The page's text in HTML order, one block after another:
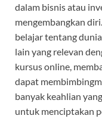
dalam bisnis atau
mengembangkan
belajar tentang
lain yang relevan
kursus online,
dapat
banyak keahlian
untuk menciptakan